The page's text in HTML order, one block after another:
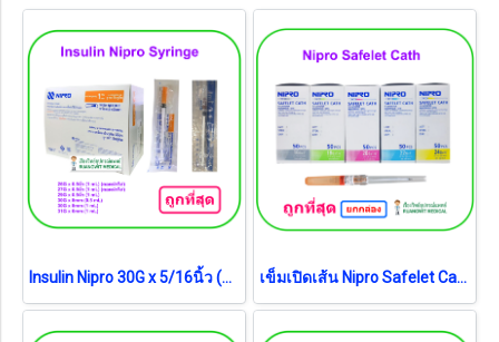
Insulin Nipro 30G x 5/16นิ้ว (8mm) (0.5 mL) (ยกกล่อง) เข็มเปิดเส้น Nipro Safelet Cath (ยกกล่อง = 50 อัน)